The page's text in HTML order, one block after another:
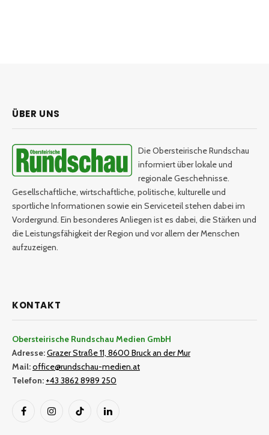
ÜBER UNS
Die Obersteirische Rundschau
informiert über lokale und
regionale Geschehnisse.
Gesellschaftliche, wirtschaftliche, politische, kulturelle und
sportliche Informationen sowie ein Serviceteil stehen dabei im
Vordergrund. Ein besonderes Anliegen ist es dabei, die Stärken und
die Leistungsfähigkeit der Region und vor allem der Menschen
aufzuzeigen.
KONTAKT
Obersteirische Rundschau Medien GmbH
Adresse:Grazer Straße 11, 8600 Bruck an der Mur
Mail:office@rundschau-medien.at
Telefon: +43 3862 8989 250
FacebookInstagramTikTok LinkedIn